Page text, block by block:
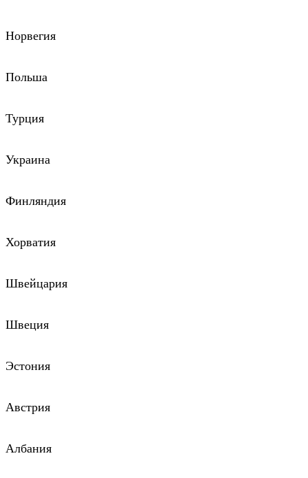
Норвегия
Польша
Турция
Украина
Финляндия
Хорватия
Швейцария
Швеция
Эстония
Австрия
Албания